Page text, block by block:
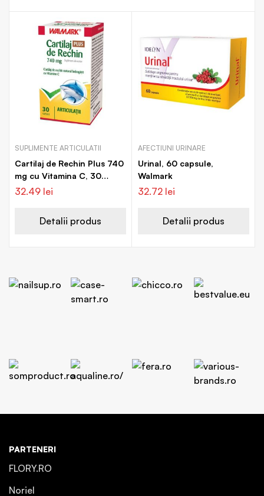
SUPLIMENTE ARTICULATII
Cartilaj de Rechin Plus 740
mg cu Vitamina C, 30
capsule, Walmark
32.49 lei
Detalii produs
AFECTIUNI URINARE
Urinal, 60 capsule,
Walmark
32.72 lei
Detalii produs
PARTENERI
FLORY.RO
Noriel